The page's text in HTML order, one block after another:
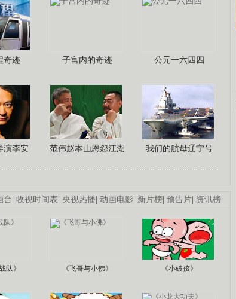
奇迹 子宫内的奇迹 公元一六四四
演李安 范伟赵本山恩怨江湖 我们的航母辽宁号
台| 收视时间表| 央视热播| 动画电影| 新片榜| 预告片| 资讯榜
队》 《飞哥与小佛》 《小破孩》